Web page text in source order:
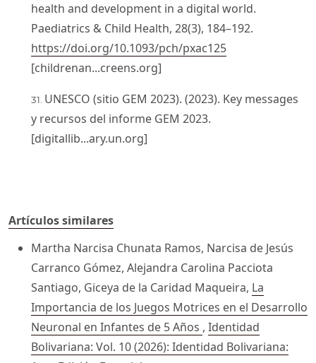
health and development in a digital world.
Paediatrics & Child Health, 28(3), 184–192.
https://doi.org/10.1093/pch/pxac125
[childrenan...creens.org]
UNESCO (sitio GEM 2023). (2023). Key messages
y recursos del informe GEM 2023.
[digitallib...ary.un.org]
Artículos similares
Martha Narcisa Chunata Ramos, Narcisa de Jesús
Carranco Gómez, Alejandra Carolina Pacciota
Santiago, Giceya de la Caridad Maqueira, La
Importancia de los Juegos Motrices en el Desarrollo
Neuronal en Infantes de 5 Años , Identidad
Bolivariana: Vol. 10 (2026): Identidad Bolivariana: